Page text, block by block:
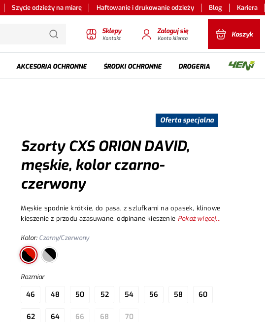
Szycie odzieży na miarę Haftowanie i drukowanie odzieży Blog Kariera
Sklepy
Kontakt
Zaloguj się
Konto klienta Koszyk
AKCESORIA OCHRONNE ŚRODKI OCHRONNE DROGERIA
Oferta specjalna
Szorty CXS ORION DAVID,
męskie, kolor czarno-
czerwony
Męskie spodnie krótkie, do pasa, z szlufkami na opasek, klinowe
kieszenie z przodu azasuwane, odpinane kieszenie na suwak z
Pokaż więcej...
Kolor: Czarny/Czerwony
Rozmiar
46 48 50 52 54 56 58 60
62 64 66 68 70